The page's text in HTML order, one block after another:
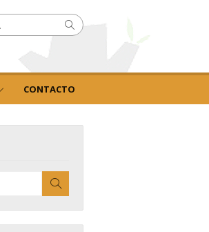
Buscar
CONTACTO